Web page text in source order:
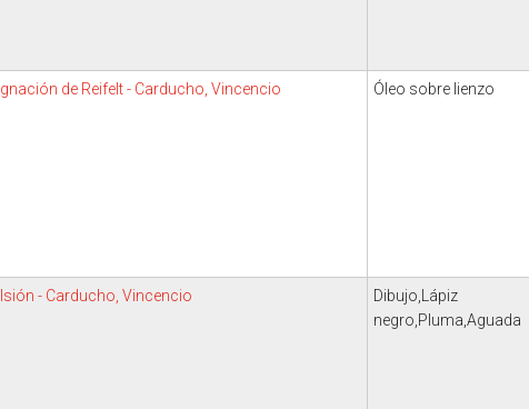
de Reifelt - Carducho, Vincencio Óleo sobre lienzo
- Carducho, Vincencio
Dibujo,Lápiz
negro,Pluma,Aguada